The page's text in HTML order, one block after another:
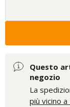
Questo
negozio
La
più vicino a